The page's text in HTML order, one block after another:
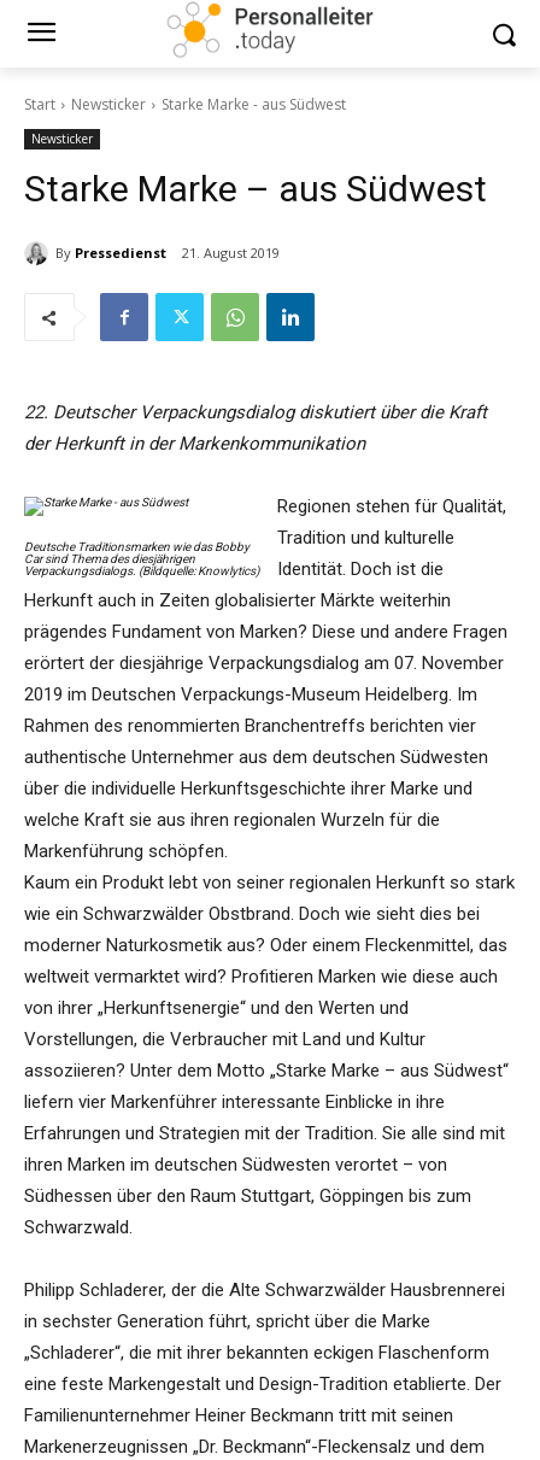
Start Newsticker Starke Marke - aus Südwest
Newsticker
Starke Marke – aus Südwest
By Pressedienst 21. August 2019
22. Deutscher Verpackungsdialog diskutiert über die Kraft
der Herkunft in der Markenkommunikation
Deutsche Traditionsmarken wie das Bobby
Car sind Thema des diesjährigen
Verpackungsdialogs. (Bildquelle: Knowlytics)
Regionen stehen für Qualität,
Tradition und kulturelle
Identität. Doch ist die
Herkunft auch in Zeiten globalisierter Märkte weiterhin
prägendes Fundament von Marken? Diese und andere Fragen
erörtert der diesjährige Verpackungsdialog am 07. November
2019 im Deutschen Verpackungs-Museum Heidelberg. Im
Rahmen des renommierten Branchentreffs berichten vier
authentische Unternehmer aus dem deutschen Südwesten
über die individuelle Herkunftsgeschichte ihrer Marke und
welche Kraft sie aus ihren regionalen Wurzeln für die
Markenführung schöpfen.
Kaum ein Produkt lebt von seiner regionalen Herkunft so stark
wie ein Schwarzwälder Obstbrand. Doch wie sieht dies bei
moderner Naturkosmetik aus? Oder einem Fleckenmittel, das
weltweit vermarktet wird? Profitieren Marken wie diese auch
von ihrer „Herkunftsenergie“ und den Werten und
Vorstellungen, die Verbraucher mit Land und Kultur
assoziieren? Unter dem Motto „Starke Marke – aus Südwest“
liefern vier Markenführer interessante Einblicke in ihre
Erfahrungen und Strategien mit der Tradition. Sie alle sind mit
ihren Marken im deutschen Südwesten verortet – von
Südhessen über den Raum Stuttgart, Göppingen bis zum
Schwarzwald.
Philipp Schladerer, der die Alte Schwarzwälder Hausbrennerei
in sechster Generation führt, spricht über die Marke
„Schladerer“, die mit ihrer bekannten eckigen Flaschenform
eine feste Markengestalt und Design-Tradition etablierte. Der
Familienunternehmer Heiner Beckmann tritt mit seinen
Markenerzeugnissen „Dr. Beckmann“-Fleckensalz und dem